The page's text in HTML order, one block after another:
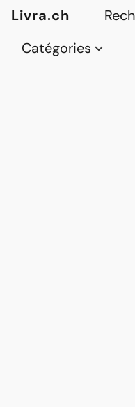
Livra.ch
Catégories